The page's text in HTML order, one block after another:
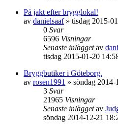
På jakt efter brygglokal!
av danielsaaf» tisdag 2015-
0 Svar
6596 Visningar
Senaste inläggetav
tisdag 2015-01-20
Bryggbutiker i Göteborg.
av rosen1991 » söndag
3 Svar
21965 Visningar
Senaste inläggetav
söndag 2014-12-21